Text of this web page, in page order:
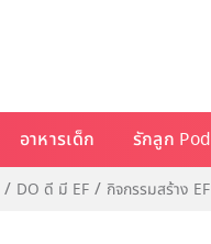
อาหารเด็ก รักลูก
DO ดี มี EF กิจกรรมสร้าง